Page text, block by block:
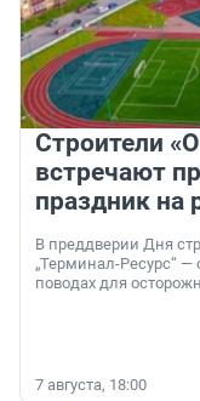
Строители
встречают
праздник на
В преддверии Дня
„Терминал-Ресурс“
поводах для
7 августа, 18:00